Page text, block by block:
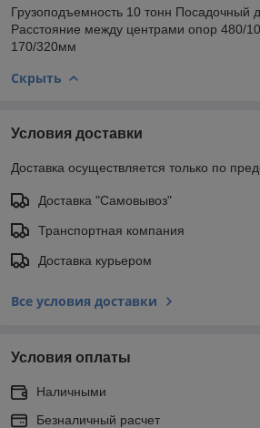
Грузоподъемность 10 тонн
Расстояние между центрами опор 480/
170/320мм
Скрыть
Условия доставки
Доставка осуществляется только по
Доставка "Самовывоз"
Транспортная компания
Доставка курьером
Все условия доставки
Условия оплаты
Наличными
Безналичный расчет